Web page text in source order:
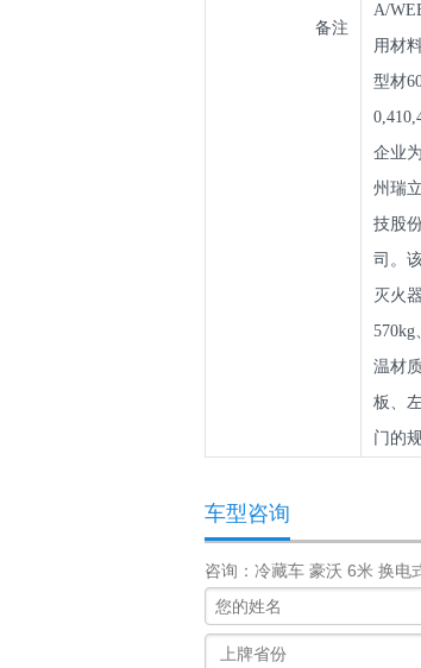
备注
A/
用材
型材
企业
州瑞
技股
司。
灭火
570kg
温材
板、
门的
车型咨询
咨询：冷藏车 豪沃 6米 换电